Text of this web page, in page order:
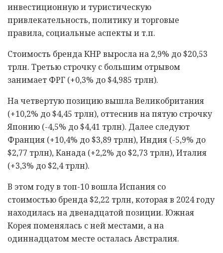
инвестиционную и туристическую
привлекательность, политику и торговые
правила, социальные аспекты и т.п.
Стоимость бренда КНР выросла на 2,9% до $20,53
трлн. Третью строчку с большим отрывом
занимает ФРГ (+0,3% до $4,985 трлн).
На четвертую позицию вышла Великобритания
(+10,2% до $4,45 трлн), оттеснив на пятую строчку
Японию (-4,5% до $4,41 трлн). Далее следуют
Франция (+10,4% до $3,89 трлн), Индия (-5,9% до
$2,77 трлн), Канада (+2,2% до $2,73 трлн), Италия
(+3,3% до $2,4 трлн).
В этом году в топ-10 вошла Испания со
стоимостью бренда $2,22 трлн, которая в 2024 году
находилась на двенадцатой позиции. Южная
Корея поменялась с ней местами, а на
одиннадцатом месте осталась Австралия.